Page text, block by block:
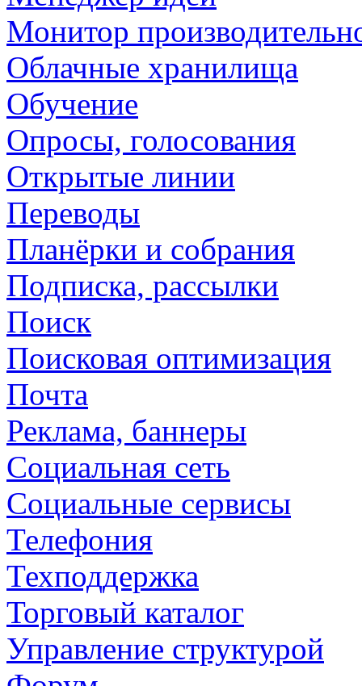
Монитор
Облачные хранилища
Обучение
Опросы, голосования
Открытые линии
Переводы
Планёрки и собрания
Подписка, рассылки
Поиск
Поисковая оптимизация
Почта
Реклама, баннеры
Социальная сеть
Социальные сервисы
Телефония
Техподдержка
Торговый каталог
Управление структурой